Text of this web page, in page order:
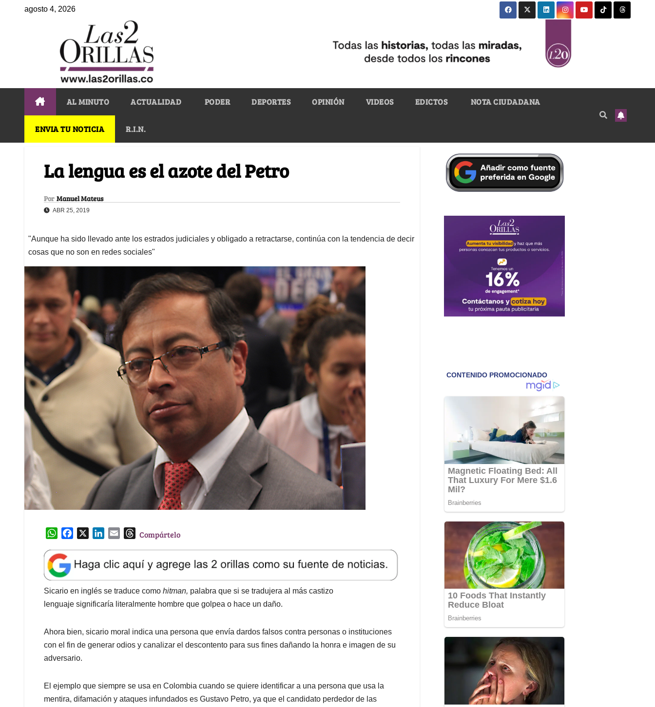
agosto 4, 2026
AL MINUTO ACTUALIDAD PODER DEPORTES OPINIÓN VIDEOS EDICTOS NOTA CIUDADANA
ENVIA TU NOTICIA R.I.N.
La lengua es el azote del Petro
Por Manuel Mateus
ABR 25, 2019
"Aunque ha sido llevado ante los estrados judiciales y obligado a retractarse, continúa con la tendencia de decir
cosas que no son en redes sociales"
W
a
t
s
A
p
e
b
o
o
k
e
d
I
l
T
e
a
d
s
Compártelo
Sicario en inglés se traduce como hitman, palabra que si se tradujera al más castizo
lenguaje significaría literalmente hombre que golpea o hace un daño.
Ahora bien, sicario moral indica una persona que envía dardos falsos contra personas o instituciones
con el fin de generar odios y canalizar el descontento para sus fines dañando la honra e imagen de su
adversario.
El ejemplo que siempre se usa en Colombia cuando se quiere identificar a una persona que usa la
mentira, difamación y ataques infundados es Gustavo Petro, ya que el candidato perdedor de las